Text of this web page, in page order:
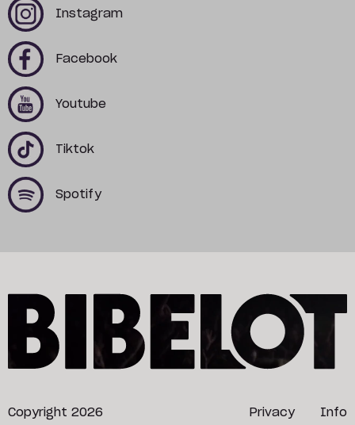
xx
Instagram
xx
Facebook
xx
Youtube
xx
Tiktok
xx
Spotify
Copyright 2026 Privacy Info